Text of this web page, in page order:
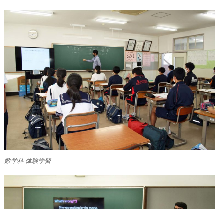
数学科 体験学習